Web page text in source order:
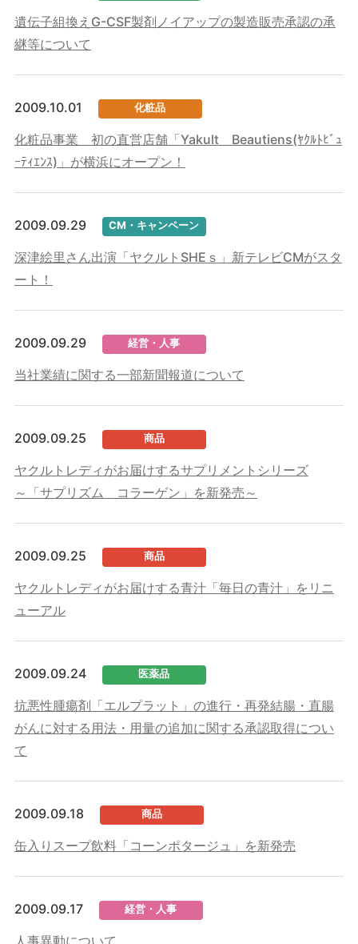
遺伝子組換えG-CSF製剤ノイアップの製造販売承認の承
継等について
2009.10.01 化粧品
化粧品事業 初の直営店舗「Yakult Beautiens(ﾔｸﾙﾄﾋﾞｭ
ｰﾃｨｴﾝｽ)」が横浜にオープン！
2009.09.29 CM・キャンペーン
深津絵里さん出演「ヤクルトSHEｓ」新テレビCMがスタ
ート！
2009.09.29 経営・人事
当社業績に関する一部新聞報道について
2009.09.25 商品
ヤクルトレディがお届けするサプリメントシリーズ
～「サプリズム コラーゲン」を新発売～
2009.09.25 商品
ヤクルトレディがお届けする青汁「毎日の青汁」をリニ
ューアル
2009.09.24 医薬品
抗悪性腫瘍剤「エルプラット」の進行・再発結腸・直腸
がんに対する用法・用量の追加に関する承認取得につい
て
2009.09.18 商品
缶入りスープ飲料「コーンポタージュ」を新発売
2009.09.17 経営・人事